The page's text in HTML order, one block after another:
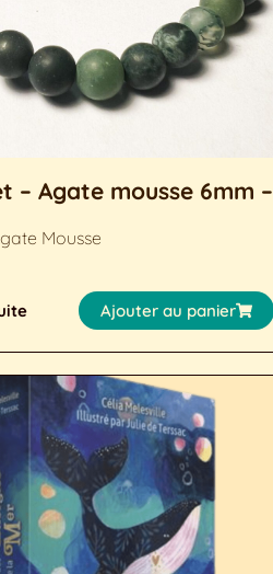
– Agate mousse 6mm –
Mousse
Ajouter au panier